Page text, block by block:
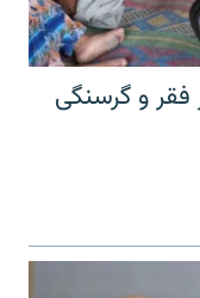
فقر و گرسنگی